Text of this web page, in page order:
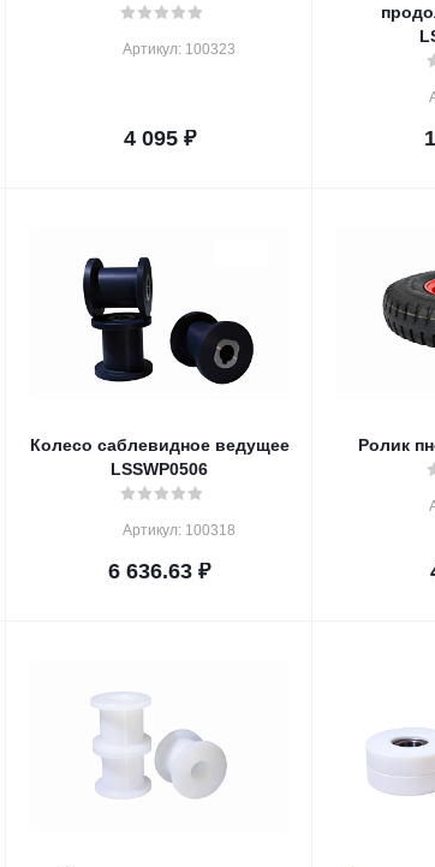
Артикул: 100323
4 095₽
Колесо саблевидное ведущее
LSSWP0506
Артикул: 100318
6 636.63 ₽
Ролик